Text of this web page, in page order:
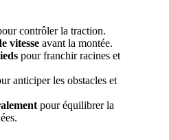
contrôler la traction.
vitesse avant la montée.
pour franchir racines et
anticiper les obstacles et
pour équilibrer la